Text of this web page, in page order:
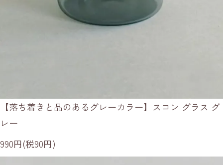
【落ち着きと品のあるグレーカラー】スコン グラス グ
レー
990円(税90円)